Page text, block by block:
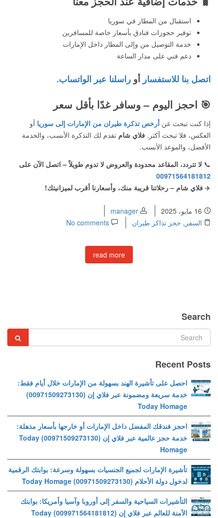
استقبال من المطار في سوريا
توفير حجوزات فنادق بأسعار خاصة للمسافرين
خدمة التوصيل من وإلى المطار داخل الإمارات
دعم فني على مدار الساعة
اتصل بنا للاستفسار أو راسلنا عبر الواتساب.
🎯 احجز اليوم – وسافر غدًا بأقل سعر
إذا كنت تبحث عن أرخص تذكرة طيران من الإمارات إلى سوريا أو
العكس، فلا تبحث أكثر. فلاي شام تقدم لك التذكرة الأنسب، والخدمة
الأفضل، والموعد الأنسب.
📞 لا تتردد، المقاعد محدودة والعروض لا تدوم طويلاً – اتصل الآن على
00971564181812
✈️ فلاي شام – رحلاتنا قريبة منك، وأسعارنا أقرب لميزانيتك!
manager
السفر , حجز تذاكر طيران No comments
read more
Search
Recent Posts
احصل على تأشيرة الهند بسهولة من الإمارات خلال أيام فقط:
خدمة سريعة ومضمونة عبر فلاي إن (00971509273130)
Today Homage
احجز فندقك المفضل داخل الإمارات أو خارجها بأسعار مذهلة:
خدمة حجز عالمية عبر فلاي إن (00971509273130) Today
Homage
تأشيرة الإمارات لجميع الجنسيات بسهولة وسرعة: بوابتك الرقمية
لدخول دولة الأحلام (00971509273130) Today Homage
التأشيرات السياحية والسفر إلى أوروبا وآسيا وأمريكا: بوابتك
الآمنة للعالم عبر فلاي إن (009971564181812) Today